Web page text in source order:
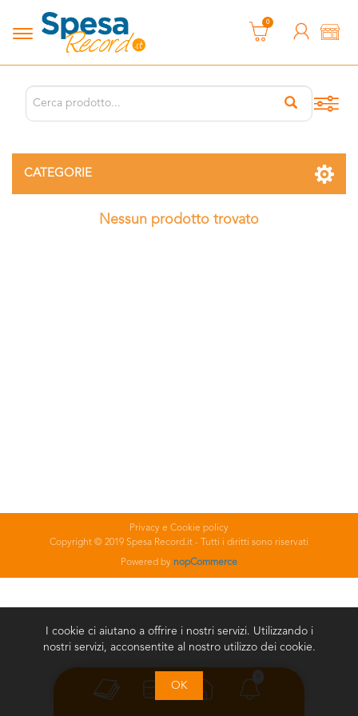
0
CATEGORIE
Nessun prodotto trovato
Privacy e Cookie policy
Copyright © 2019 Spesa Record.it - Tutti i diritti sono riservati
Powered by nopCommerce
I cookie ci aiutano a offrire i nostri servizi. Utilizzando i
nostri servizi, acconsentite al nostro utilizzo dei cookie.
OK